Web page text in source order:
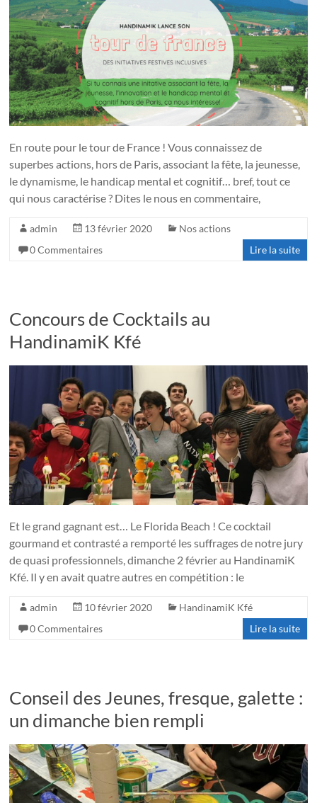
En route pour le tour de France ! Vous connaissez de
superbes actions, hors de Paris, associant la fête, la jeunesse,
le dynamisme, le handicap mental et cognitif… bref, tout ce
qui nous caractérise ? Dites le nous en commentaire,
admin 13 février 2020
Nos actions
0 Commentaires
Lire la suite
Concours de Cocktails au
HandinamiK Kfé
Et le grand gagnant est… Le Florida Beach ! Ce cocktail
gourmand et contrasté a remporté les suffrages de notre jury
de quasi professionnels, dimanche 2 février au HandinamiK
Kfé. Il y en avait quatre autres en compétition : le
admin 10 février 2020
HandinamiK Kfé
0 Commentaires
Lire la suite
Conseil des Jeunes, fresque, galette :
un dimanche bien rempli